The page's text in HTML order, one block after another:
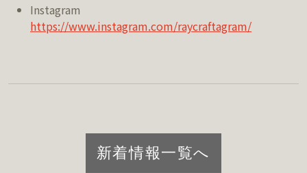
Instagram
https://www.instagram.com/raycraftagram/
新着情報一覧へ